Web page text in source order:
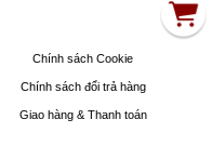
Chính sách Cookie
Chính sách đổi trả hàng
Giao hàng & Thanh toán